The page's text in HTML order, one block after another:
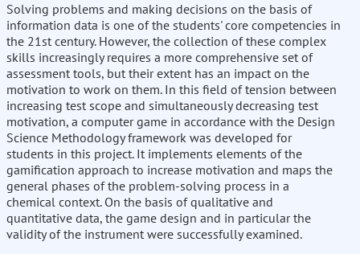
Solving problems and making decisions on the basis of
information data is one of the students' core competencies in
the 21st century. However, the collection of these complex
skills increasingly requires a more comprehensive set of
assessment tools, but their extent has an impact on the
motivation to work on them. In this field of tension between
increasing test scope and simultaneously decreasing test
motivation, a computer game in accordance with the Design
Science Methodology framework was developed for
students in this project. It implements elements of the
gamification approach to increase motivation and maps the
general phases of the problem-solving process in a
chemical context. On the basis of qualitative and
quantitative data, the game design and in particular the
validity of the instrument were successfully examined.